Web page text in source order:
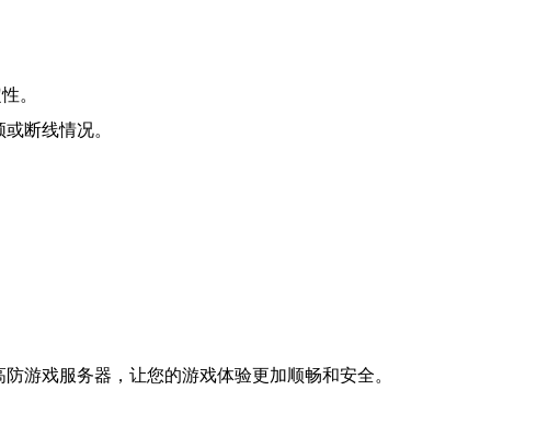
。
断线情况。
游戏服务器，让您的游戏体验更加顺畅和安全。